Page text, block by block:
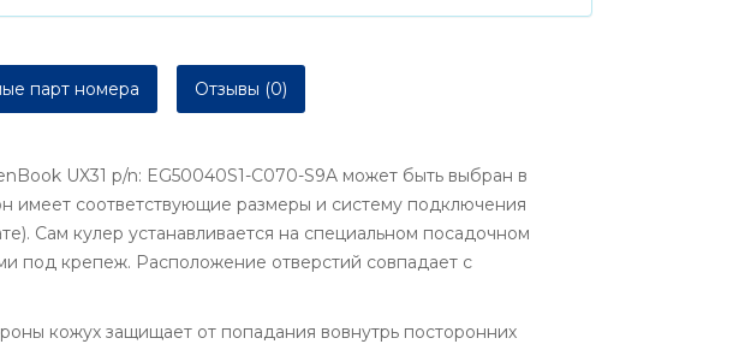
парт номера Отзывы (0)
UX31 p/n: EG50040S1-C070-S9A может быть выбран в
имеет соответствующие размеры и систему подключения
Сам кулер устанавливается на специальном посадочном
под крепеж. Расположение отверстий совпадает с
кожух защищает от попадания вовнутрь посторонних